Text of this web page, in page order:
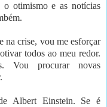
o otimismo e as notícias
na crise, vou me esforçar
todos ao meu redor.
Vou procurar novas
Albert Einstein. Se é